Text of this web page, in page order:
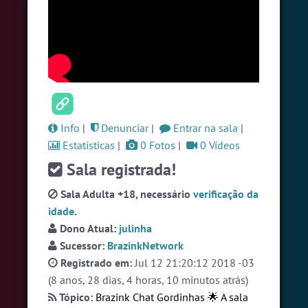
#ParaisoTropical
Ver todas as salas
🎁 Promoção 🛍 Crie seu Chat e Rádio 📻
com Site e Chat Bot 🤖 de Pedidos.
English Português Español © 2018 Brazink
Info | Denunciar| Entrar na sala |
Estatísticas | 0 Fotos | 0 Vídeos
Sala registrada!
Sala Adulta +18, necessário verificação da
idade.
Dono Atual: julinha
Sucessor: BrazinkNetwork
Registrado em:Jul 12 21:20:12 2018 -03
(8 anos, 28 dias, 4 horas, 10 minutos atrás)
Tópico: Brazink Chat Gordinhas 🌟 A sala